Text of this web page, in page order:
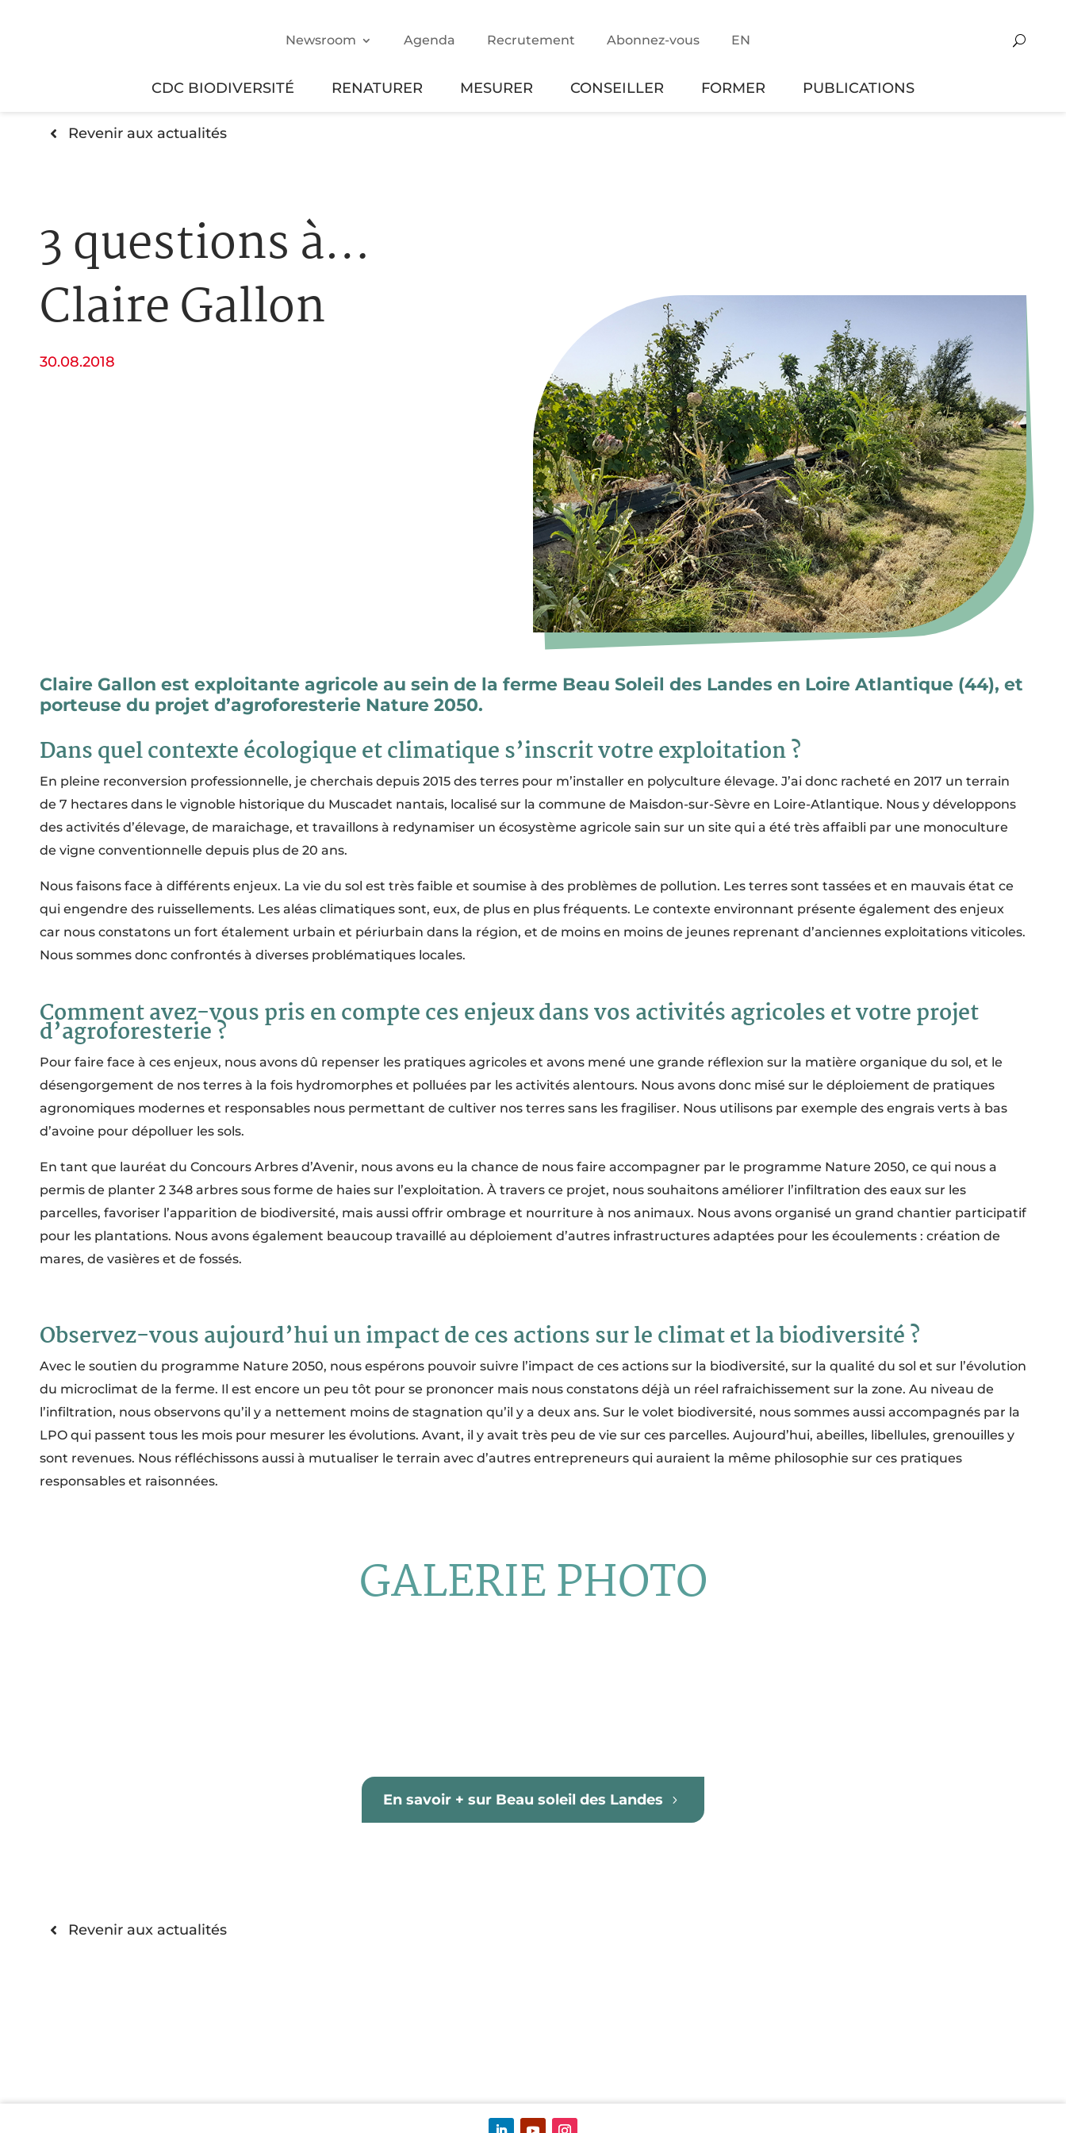
Newsroom Agenda Recrutement Abonnez-vous EN
CDC BIODIVERSITÉ RENATURER MESURER CONSEILLER FORMER PUBLICATIONS
Revenir aux actualités
3 questions à…
Claire Gallon
30.08.2018
Claire Gallon est exploitante agricole au sein de la ferme Beau Soleil des Landes en Loire Atlantique (44), et
porteuse du projet d’agroforesterie Nature 2050.
Dans quel contexte écologique et climatique s’inscrit votre exploitation ?
En pleine reconversion professionnelle, je cherchais depuis 2015 des terres pour m’installer en polyculture élevage. J’ai donc racheté en 2017 un terrain
de 7 hectares dans le vignoble historique du Muscadet nantais, localisé sur la commune de Maisdon-sur-Sèvre en Loire-Atlantique. Nous y développons
des activités d’élevage, de maraichage, et travaillons à redynamiser un écosystème agricole sain sur un site qui a été très affaibli par une monoculture
de vigne conventionnelle depuis plus de 20 ans.
Nous faisons face à différents enjeux. La vie du sol est très faible et soumise à des problèmes de pollution. Les terres sont tassées et en mauvais état ce
qui engendre des ruissellements. Les aléas climatiques sont, eux, de plus en plus fréquents. Le contexte environnant présente également des enjeux
car nous constatons un fort étalement urbain et périurbain dans la région, et de moins en moins de jeunes reprenant d’anciennes exploitations viticoles.
Nous sommes donc confrontés à diverses problématiques locales.
Comment avez-vous pris en compte ces enjeux dans vos activités agricoles et votre projet
d’agroforesterie ?
Pour faire face à ces enjeux, nous avons dû repenser les pratiques agricoles et avons mené une grande réflexion sur la matière organique du sol, et le
désengorgement de nos terres à la fois hydromorphes et polluées par les activités alentours. Nous avons donc misé sur le déploiement de pratiques
agronomiques modernes et responsables nous permettant de cultiver nos terres sans les fragiliser. Nous utilisons par exemple des engrais verts à bas
d’avoine pour dépolluer les sols.
En tant que lauréat du Concours Arbres d’Avenir, nous avons eu la chance de nous faire accompagner par le programme Nature 2050, ce qui nous a
permis de planter 2 348 arbres sous forme de haies sur l’exploitation. À travers ce projet, nous souhaitons améliorer l’infiltration des eaux sur les
parcelles, favoriser l’apparition de biodiversité, mais aussi offrir ombrage et nourriture à nos animaux. Nous avons organisé un grand chantier participatif
pour les plantations. Nous avons également beaucoup travaillé au déploiement d’autres infrastructures adaptées pour les écoulements : création de
mares, de vasières et de fossés.
Observez-vous aujourd’hui un impact de ces actions sur le climat et la biodiversité ?
Avec le soutien du programme Nature 2050, nous espérons pouvoir suivre l’impact de ces actions sur la biodiversité, sur la qualité du sol et sur l’évolution
du microclimat de la ferme. Il est encore un peu tôt pour se prononcer mais nous constatons déjà un réel rafraichissement sur la zone. Au niveau de
l’infiltration, nous observons qu’il y a nettement moins de stagnation qu’il y a deux ans. Sur le volet biodiversité, nous sommes aussi accompagnés par la
LPO qui passent tous les mois pour mesurer les évolutions. Avant, il y avait très peu de vie sur ces parcelles. Aujourd’hui, abeilles, libellules, grenouilles y
sont revenues. Nous réfléchissons aussi à mutualiser le terrain avec d’autres entrepreneurs qui auraient la même philosophie sur ces pratiques
responsables et raisonnées.
GALERIE PHOTO
En savoir + sur Beau soleil des Landes
Revenir aux actualités